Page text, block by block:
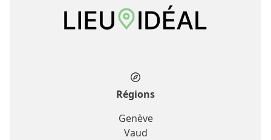
Régions
Genève
Vaud